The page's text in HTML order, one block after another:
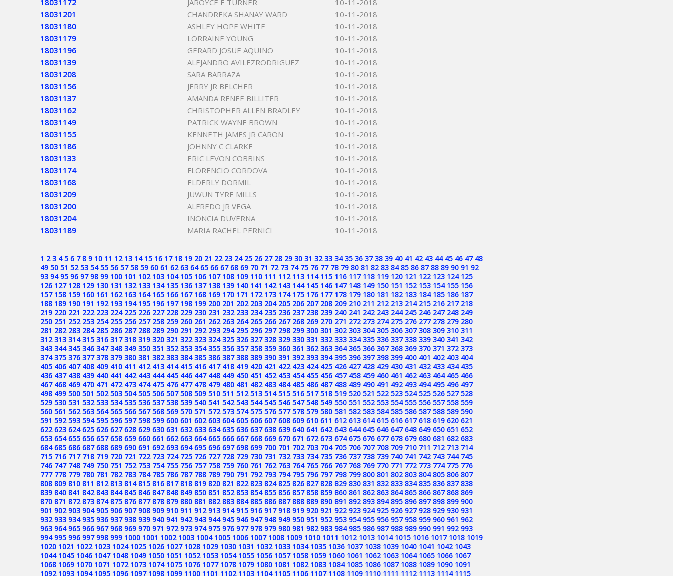
18031172
JAROYCE E TURNER
10-11-2018
18031201
CHANDREKA SHANAY WARD
10-11-2018
18031180
ASHLEY HOPE WHITE
10-11-2018
18031179
LORRAINE YOUNG
10-11-2018
18031196
GERARD JOSUE AQUINO
10-11-2018
18031139
ALEJANDRO AVILEZRODRIGUEZ
10-11-2018
18031208
SARA BARRAZA
10-11-2018
18031156
JERRY JR BELCHER
10-11-2018
18031137
AMANDA RENEE BILLITER
10-11-2018
18031162
CHRISTOPHER ALLEN BRADLEY
10-11-2018
18031149
PATRICK WAYNE BROWN
10-11-2018
18031155
KENNETH JAMES JR CARON
10-11-2018
18031186
JOHNNY C CLARKE
10-11-2018
18031133
ERIC LEVON COBBINS
10-11-2018
18031174
FLORENCIO CORDOVA
10-11-2018
18031168
ELDERLY DORMIL
10-11-2018
18031209
JUWUN TYRE MILLS
10-11-2018
18031200
ALFREDO JR VEGA
10-11-2018
18031204
INONCIA DUVERNA
10-11-2018
18031189
MARIA RACHEL PERNICI 10-11-2018
1 2 3 4 5 6 7 8 9 10 11 12 13 14 15 16 17 18 19 20 21 22 23 24 25 26 27 28 29 30 31 32 33 34 35 36 37 38 39 40 41 42 43 44 45 46 47 48
49 50 51 52 53 54 55 56 57 58 59 60 61 62 63 64 65 66 67 68 69 70 71 72 73 74 75 76 77 78 79 80 81 82 83 84 85 86 87 88 89 90 91 92
93 94 95 96 97 98 99 100 101 102 103 104 105 106 107 108 109 110 111 112 113 114 115 116 117 118 119 120 121 122 123 124 125
126 127 128 129 130 131 132 133 134 135 136 137 138 139 140 141 142 143 144 145 146 147 148 149 150 151 152 153 154 155 156
157 158 159 160 161 162 163 164 165 166 167 168 169 170 171 172 173 174 175 176 177 178 179 180 181 182 183 184 185 186 187
188 189 190 191 192 193 194 195 196 197 198 199 200 201 202 203 204 205 206 207 208 209 210 211 212 213 214 215 216 217 218
219 220 221 222 223 224 225 226 227 228 229 230 231 232 233 234 235 236 237 238 239 240 241 242 243 244 245 246 247 248 249
250 251 252 253 254 255 256 257 258 259 260 261 262 263 264 265 266 267 268 269 270 271 272 273 274 275 276 277 278 279 280
281 282 283 284 285 286 287 288 289 290 291 292 293 294 295 296 297 298 299 300 301 302 303 304 305 306 307 308 309 310 311
312 313 314 315 316 317 318 319 320 321 322 323 324 325 326 327 328 329 330 331 332 333 334 335 336 337 338 339 340 341 342
343 344 345 346 347 348 349 350 351 352 353 354 355 356 357 358 359 360 361 362 363 364 365 366 367 368 369 370 371 372 373
374 375 376 377 378 379 380 381 382 383 384 385 386 387 388 389 390 391 392 393 394 395 396 397 398 399 400 401 402 403 404
405 406 407 408 409 410 411 412 413 414 415 416 417 418 419 420 421 422 423 424 425 426 427 428 429 430 431 432 433 434 435
436 437 438 439 440 441 442 443 444 445 446 447 448 449 450 451 452 453 454 455 456 457 458 459 460 461 462 463 464 465 466
467 468 469 470 471 472 473 474 475 476 477 478 479 480 481 482 483 484 485 486 487 488 489 490 491 492 493 494 495 496 497
498 499 500 501 502 503 504 505 506 507 508 509 510 511 512 513 514 515 516 517 518 519 520 521 522 523 524 525 526 527 528
529 530 531 532 533 534 535 536 537 538 539 540 541 542 543 544 545 546 547 548 549 550 551 552 553 554 555 556 557 558 559
560 561 562 563 564 565 566 567 568 569 570 571 572 573 574 575 576 577 578 579 580 581 582 583 584 585 586 587 588 589 590
591 592 593 594 595 596 597 598 599 600 601 602 603 604 605 606 607 608 609 610 611 612 613 614 615 616 617 618 619 620 621
622 623 624 625 626 627 628 629 630 631 632 633 634 635 636 637 638 639 640 641 642 643 644 645 646 647 648 649 650 651 652
653 654 655 656 657 658 659 660 661 662 663 664 665 666 667 668 669 670 671 672 673 674 675 676 677 678 679 680 681 682 683
684 685 686 687 688 689 690 691 692 693 694 695 696 697 698 699 700 701 702 703 704 705 706 707 708 709 710 711 712 713 714
715 716 717 718 719 720 721 722 723 724 725 726 727 728 729 730 731 732 733 734 735 736 737 738 739 740 741 742 743 744 745
746 747 748 749 750 751 752 753 754 755 756 757 758 759 760 761 762 763 764 765 766 767 768 769 770 771 772 773 774 775 776
777 778 779 780 781 782 783 784 785 786 787 788 789 790 791 792 793 794 795 796 797 798 799 800 801 802 803 804 805 806 807
808 809 810 811 812 813 814 815 816 817 818 819 820 821 822 823 824 825 826 827 828 829 830 831 832 833 834 835 836 837 838
839 840 841 842 843 844 845 846 847 848 849 850 851 852 853 854 855 856 857 858 859 860 861 862 863 864 865 866 867 868 869
870 871 872 873 874 875 876 877 878 879 880 881 882 883 884 885 886 887 888 889 890 891 892 893 894 895 896 897 898 899 900
901 902 903 904 905 906 907 908 909 910 911 912 913 914 915 916 917 918 919 920 921 922 923 924 925 926 927 928 929 930 931
932 933 934 935 936 937 938 939 940 941 942 943 944 945 946 947 948 949 950 951 952 953 954 955 956 957 958 959 960 961 962
963 964 965 966 967 968 969 970 971 972 973 974 975 976 977 978 979 980 981 982 983 984 985 986 987 988 989 990 991 992 993
994 995 996 997 998 999 1000 1001 1002 1003 1004 1005 1006 1007 1008 1009 1010 1011 1012 1013 1014 1015 1016 1017 1018 1019
1020 1021 1022 1023 1024 1025 1026 1027 1028 1029 1030 1031 1032 1033 1034 1035 1036 1037 1038 1039 1040 1041 1042 1043
1044 1045 1046 1047 1048 1049 1050 1051 1052 1053 1054 1055 1056 1057 1058 1059 1060 1061 1062 1063 1064 1065 1066 1067
1068 1069 1070 1071 1072 1073 1074 1075 1076 1077 1078 1079 1080 1081 1082 1083 1084 1085 1086 1087 1088 1089 1090 1091
1092 1093 1094 1095 1096 1097 1098 1099 1100 1101 1102 1103 1104 1105 1106 1107 1108 1109 1110 1111 1112 1113 1114 1115